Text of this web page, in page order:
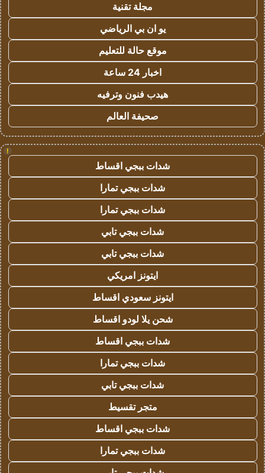
مجلة تقنية
يو ان بي الرياضي
موقع حالة للتعليم
اخبار 24 ساعة
هيدب فنون وترفيه
صحيفة العالم
!
شدات ببجي اقساط
شدات ببجي تمارا
شدات ببجي تمارا
شدات ببجي تابي
شدات ببجي تابي
ايتونز امريكي
ايتونز سعودي اقساط
شحن يلا لودو اقساط
شدات ببجي اقساط
شدات ببجي تمارا
شدات ببجي تابي
متجر تقسيط
شدات ببجي اقساط
شدات ببجي تمارا